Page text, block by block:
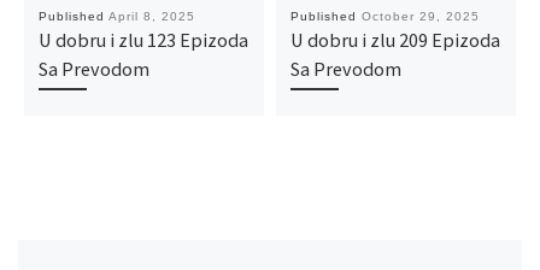
Published April 8, 2025
U dobru i zlu 123 Epizoda
Sa Prevodom
Published October 29, 2025
U dobru i zlu 209 Epizoda
Sa Prevodom